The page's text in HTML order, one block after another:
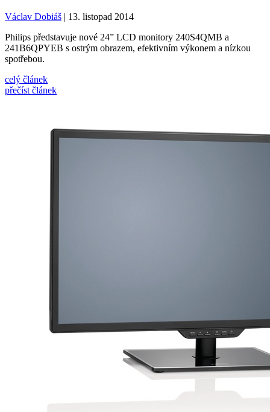
Václav Dobiáš | 13. listopad 2014
Philips představuje nové 24” LCD monitory 240S4QMB a
241B6QPYEB s ostrým obrazem, efektivním výkonem a nízkou
spotřebou.
celý článek
přečíst článek